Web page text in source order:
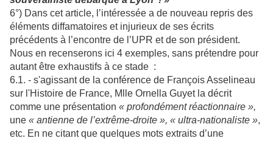
6°) Dans cet article, l’intéressée a de nouveau repris des
éléments diffamatoires et injurieux de ses écrits
précédents à l’encontre de l’UPR et de son président.
Nous en recenserons ici 4 exemples, sans prétendre pour
autant être exhaustifs à ce stade :
6.1. - s'agissant de la conférence de François Asselineau
sur l'Histoire de France, Mlle Ornella Guyet la décrit
comme une présentation « profondément réactionnaire »,
une « antienne de l’extrême-droite », « ultra-nationaliste »,
etc. En ne citant que quelques mots extraits d’une